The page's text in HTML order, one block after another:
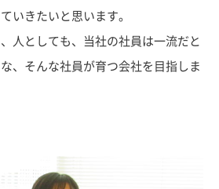
いきたいと思います。
人としても、当社の社員は一流だと
、そんな社員が育つ会社を目指しま